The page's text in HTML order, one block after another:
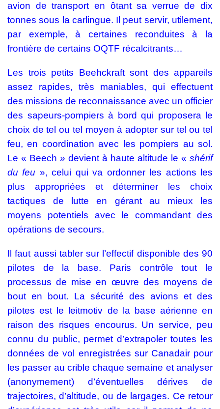
avion de transport en ôtant sa verrue de dix
tonnes sous la carlingue. Il peut servir, utilement,
par exemple, à certaines reconduites à la
frontière de certains OQTF récalcitrants…
Les trois petits Beehckraft sont des appareils
assez rapides, très maniables, qui effectuent
des missions de reconnaissance avec un officier
des sapeurs-pompiers à bord qui proposera le
choix de tel ou tel moyen à adopter sur tel ou tel
feu, en coordination avec les pompiers au sol.
Le « Beech » devient à haute altitude le « shérif
du feu », celui qui va ordonner les actions les
plus appropriées et déterminer les choix
tactiques de lutte en gérant au mieux les
moyens potentiels avec le commandant des
opérations de secours.
Il faut aussi tabler sur l’effectif disponible des 90
pilotes de la base. Paris contrôle tout le
processus de mise en œuvre des moyens de
bout en bout. La sécurité des avions et des
pilotes est le leitmotiv de la base aérienne en
raison des risques encourus. Un service, peu
connu du public, permet d’extrapoler toutes les
données de vol enregistrées sur Canadair pour
les passer au crible chaque semaine et analyser
(anonymement) d’éventuelles dérives de
trajectoires, d’altitude, ou de largages. Ce retour